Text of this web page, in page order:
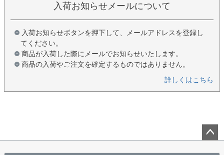
入荷お知らせメールについて
入荷お知らせボタンを押下して、メールアドレスを登録し
てください。
商品が入荷した際にメールでお知らせいたします。
商品の入荷やご注文を確定するものではありません。
詳しくはこちら